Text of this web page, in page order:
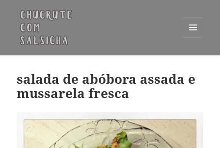
WIDGETS
salada de abóbora assada e
mussarela fresca